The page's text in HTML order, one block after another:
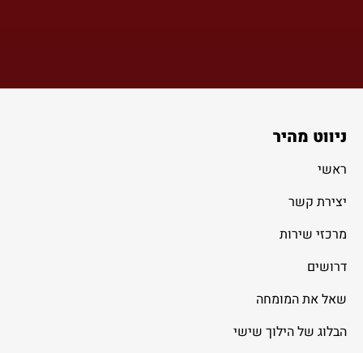
ניווט מהיר
ראשי
יצירת קשר
מרכזי שירות
דרושים
שאל את המומחה
הבלוג של הילוך שישי